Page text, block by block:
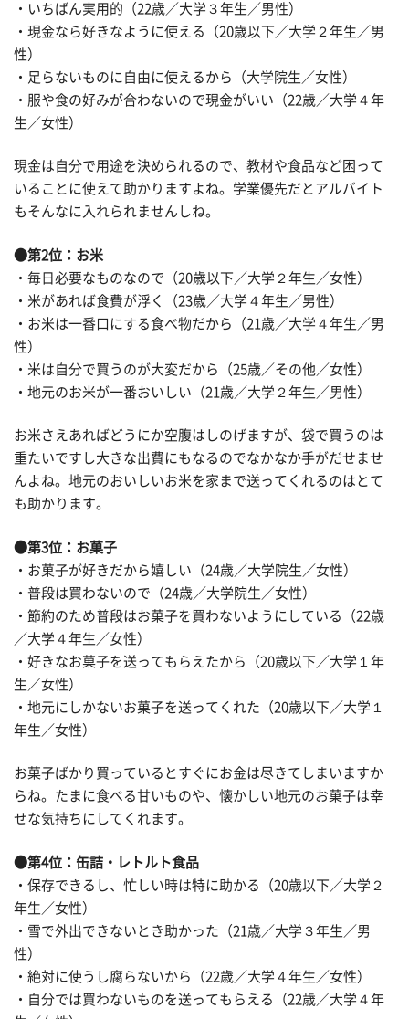
・いちばん実用的（22歳／大学３年生／男性）
・現金なら好きなように使える（20歳以下／大学２年生／男
性）
・足らないものに自由に使えるから（大学院生／女性）
・服や食の好みが合わないので現金がいい（22歳／大学４年
生／女性）
現金は自分で用途を決められるので、教材や食品など困って
いることに使えて助かりますよね。学業優先だとアルバイト
もそんなに入れられませんしね。
●第2位：お米
・毎日必要なものなので（20歳以下／大学２年生／女性）
・米があれば食費が浮く（23歳／大学４年生／男性）
・お米は一番口にする食べ物だから（21歳／大学４年生／男
性）
・米は自分で買うのが大変だから（25歳／その他／女性）
・地元のお米が一番おいしい（21歳／大学２年生／男性）
お米さえあればどうにか空腹はしのげますが、袋で買うのは
重たいですし大きな出費にもなるのでなかなか手がだせませ
んよね。地元のおいしいお米を家まで送ってくれるのはとて
も助かります。
●第3位：お菓子
・お菓子が好きだから嬉しい（24歳／大学院生／女性）
・普段は買わないので（24歳／大学院生／女性）
・節約のため普段はお菓子を買わないようにしている（22歳
／大学４年生／女性）
・好きなお菓子を送ってもらえたから（20歳以下／大学１年
生／女性）
・地元にしかないお菓子を送ってくれた（20歳以下／大学１
年生／女性）
お菓子ばかり買っているとすぐにお金は尽きてしまいますか
らね。たまに食べる甘いものや、懐かしい地元のお菓子は幸
せな気持ちにしてくれます。
●第4位：缶詰・レトルト食品
・保存できるし、忙しい時は特に助かる（20歳以下／大学２
年生／女性）
・雪で外出できないとき助かった（21歳／大学３年生／男
性）
・絶対に使うし腐らないから（22歳／大学４年生／女性）
・自分では買わないものを送ってもらえる（22歳／大学４年